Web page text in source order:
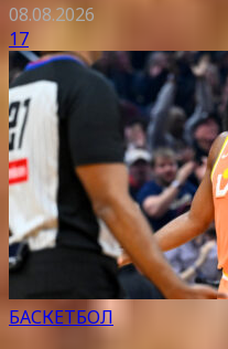
08.08.2026
17
БАСКЕТБОЛ